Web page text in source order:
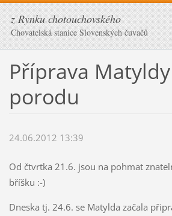
z Rynku chotouchovského
Chovatelská stanice Slovenských čuvačů
Příprava
porodu
24.06.2012 13:39
Od čtvrtka 21.6. jsou na pohmat
bříšku :-)
Dneska tj. 24.6. se Matylda začala